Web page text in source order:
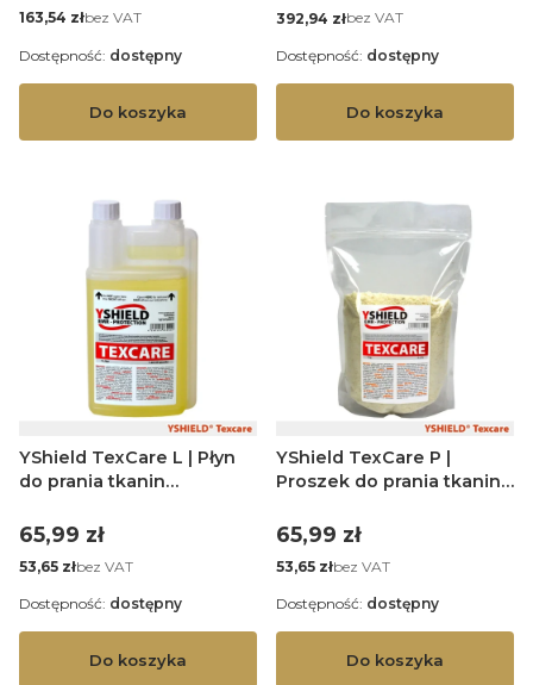
Cena
163,54 złbez VAT
Do koszyka
Dostępność: dostępny
Cena
392,94 złbez VAT
Do koszyka
Dostępność: dostępny
YShield TexCare L | Płyn
do prania tkanin
Cena
65,99 zł
Cena
53,65 złbez VAT
Do koszyka
Dostępność: dostępny
YShield TexCare P |
Proszek do prania tkanin
Cena
65,99 zł
Cena
53,65 złbez VAT
Do koszyka
Dostępność: dostępny